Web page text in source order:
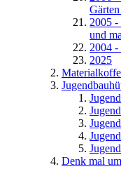
2005
und
2004 -
2025
Denk mal